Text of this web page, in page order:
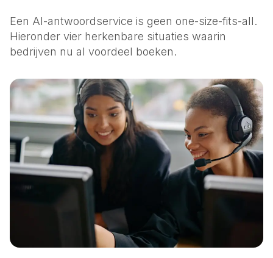
Een AI-antwoordservice is geen one-size-fits-all.
Hieronder vier herkenbare situaties waarin
bedrijven nu al voordeel boeken.